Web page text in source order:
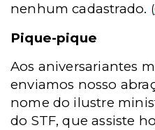
nenhum cadastrado. (
Pique-pique
Aos aniversariantes
enviamos nosso
nome do ilustre
do STF, que assiste